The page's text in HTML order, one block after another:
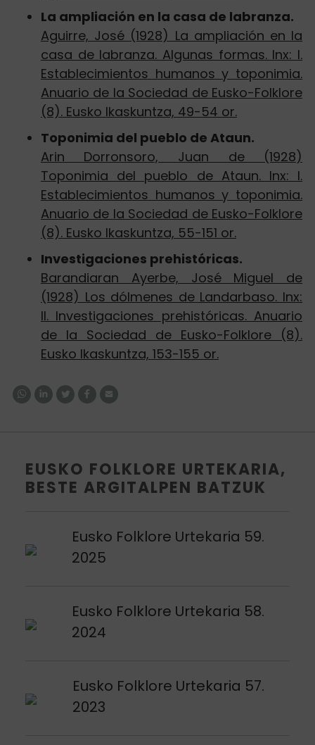
La ampliación en la casa de labranza.
Aguirre, José (1928) La ampliación en la
casa de labranza. Algunas formas. Inx: I.
Establecimientos humanos y toponimia.
Anuario de la Sociedad de Eusko-Folklore
(8). Eusko Ikaskuntza, 49-54 or.
Toponimia del pueblo de Ataun.
Arin Dorronsoro, Juan de (1928)
Toponimia del pueblo de Ataun. Inx: I.
Establecimientos humanos y toponimia.
Anuario de la Sociedad de Eusko-Folklore
(8). Eusko Ikaskuntza, 55-151 or.
Investigaciones prehistóricas.
Barandiaran Ayerbe, José Miguel de
(1928) Los dólmenes de Landarbaso. Inx:
II. Investigaciones prehistóricas. Anuario
de la Sociedad de Eusko-Folklore (8).
Eusko Ikaskuntza, 153-155 or.
EUSKO FOLKLORE URTEKARIA,
BESTE ARGITALPEN BATZUK
Eusko Folklore Urtekaria 59.
2025
Argitalpena ikusi
Eusko Folklore Urtekaria 58.
2024
Argitalpena ikusi
Eusko Folklore Urtekaria 57.
2023
Argitalpena ikusi